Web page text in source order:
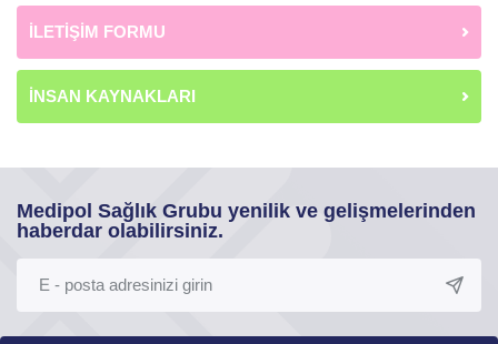
İLETİŞİM FORMU
İNSAN KAYNAKLARI
Medipol Sağlık Grubu yenilik ve gelişmelerinden
haberdar olabilirsiniz.